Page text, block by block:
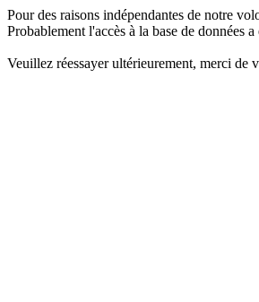
Pour des raisons indépendantes de notre
Probablement l'accès à la base de données a
Veuillez réessayer ultérieurement, merci de